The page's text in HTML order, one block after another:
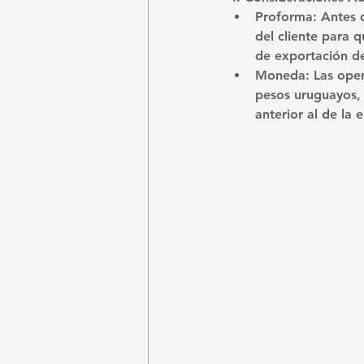
Proforma: Antes
del cliente para
de exportación
Moneda: Las
pesos
anterior al de la